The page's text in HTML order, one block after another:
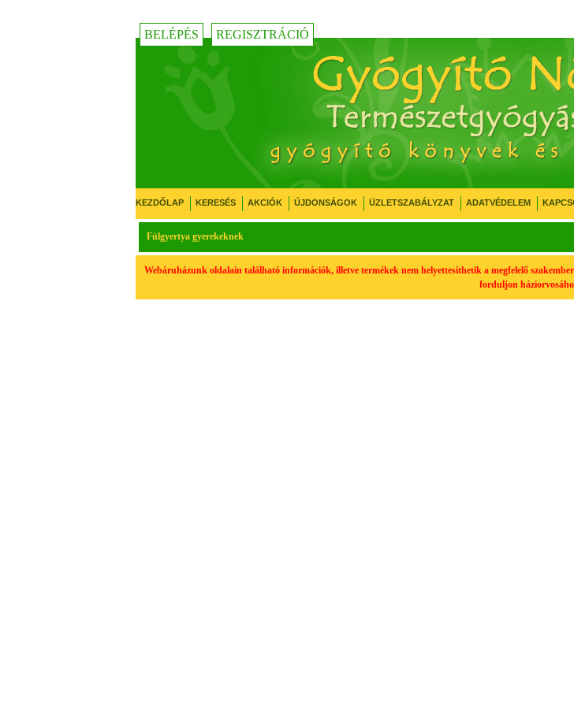
BELÉPÉS REGISZTRÁCIÓ
KEZDŐLAP KERESÉS AKCIÓK ÚJDONSÁGOK ÜZLETSZABÁLYZAT ADATVÉDELEM
Fülgyertya gyerekeknek
Webáruházunk oldalain található információk, illetve termékek nem helyettesíthetik a megfelelő
forduljon